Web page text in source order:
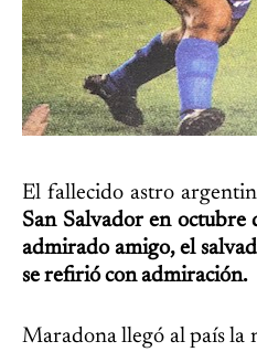
El fallecido astro
San Salvador en
admirado amigo, el
se refirió con admiración.
Maradona llegó al país la